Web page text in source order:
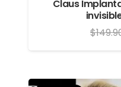
Claus
$